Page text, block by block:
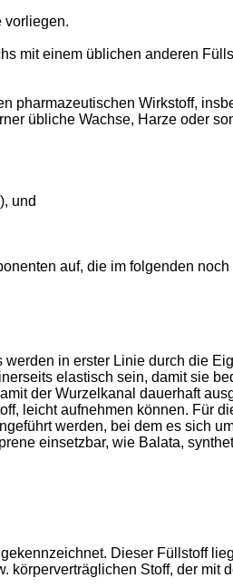
vorliegen.
mit einem üblichen anderen
pharmazeutischen Wirkstoff,
übliche Wachse, Harze oder
und
auf, die im folgenden
in erster Linie durch die
elastisch sein, damit sie
der Wurzelkanal dauerhaft
leicht aufnehmen können. Für
werden, bei dem es sich
einsetzbar, wie Balata,
Dieser Füllstoff
Stoff, der mit